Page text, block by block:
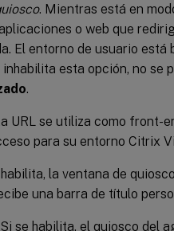
. Mientras está en
o web que
El entorno de usuario está
esta opción, no se
.
URL se utiliza como front-
para su entorno Citrix
habilita, la ventana de
una barra de título
se habilita, el quiosco del